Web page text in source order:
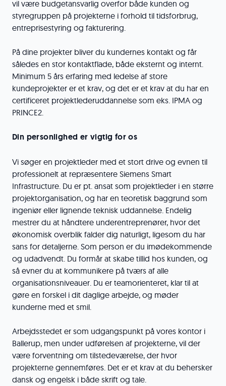
vil være budgetansvarlig overfor både kunden og
styregruppen på projekterne i forhold til tidsforbrug,
entreprisestyring og fakturering.
På dine projekter bliver du kundernes kontakt og får
således en stor kontaktflade, både eksternt og internt.
Minimum 5 års erfaring med ledelse af store
kundeprojekter er et krav, og det er et krav at du har en
certificeret projektlederuddannelse som eks. IPMA og
PRINCE2.
Din personlighed er vigtig for os
Vi søger en projektleder med et stort drive og evnen til
professionelt at repræsentere Siemens Smart
Infrastructure. Du er pt. ansat som projektleder i en større
projektorganisation, og har en teoretisk baggrund som
ingeniør eller lignende teknisk uddannelse. Endelig
mestrer du at håndtere underentreprenører, hvor det
økonomisk overblik falder dig naturligt, ligesom du har
sans for detaljerne. Som person er du imødekommende
og udadvendt. Du formår at skabe tillid hos kunden, og
så evner du at kommunikere på tværs af alle
organisationsniveauer. Du er teamorienteret, klar til at
gøre en forskel i dit daglige arbejde, og møder
kunderne med et smil.
Arbejdsstedet er som udgangspunkt på vores kontor i
Ballerup, men under udførelsen af projekterne, vil der
være forventning om tilstedeværelse, der hvor
projekterne gennemføres. Det er et krav at du behersker
dansk og engelsk i både skrift og tale.